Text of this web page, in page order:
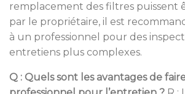
remplacement des filtres puissent
par le propriétaire, il est
à un professionnel pour des
entretiens plus complexes.
Q : Quels sont les avantages de